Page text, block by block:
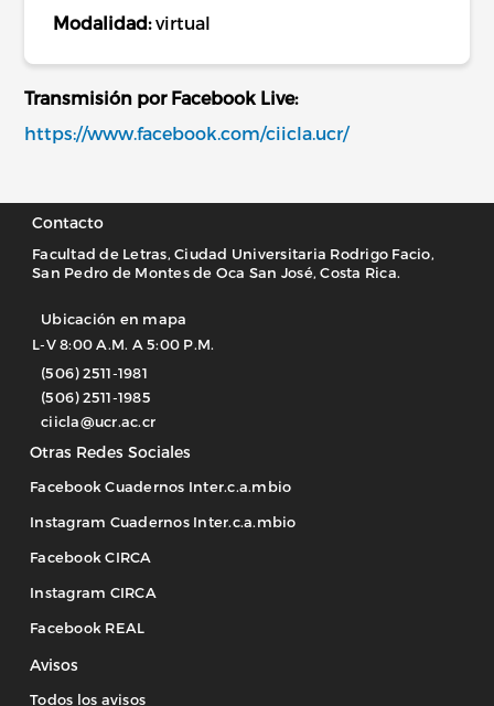
Modalidad:virtual
Transmisión por Facebook Live:
https://www.facebook.com/ciicla.ucr/
Contacto
Facultad de Letras, Ciudad Universitaria Rodrigo Facio,
San Pedro de Montes de Oca San José, Costa Rica.
Ubicación en mapa
L-V 8:00 A.M. A 5:00 P.M.
(506) 2511-1981
(506) 2511-1985
ciicla@ucr.ac.cr
Otras Redes Sociales
Facebook Cuadernos Inter.c.a.mbio
Instagram Cuadernos Inter.c.a.mbio
Facebook CIRCA
Instagram CIRCA
Facebook REAL
Avisos
Todos los avisos